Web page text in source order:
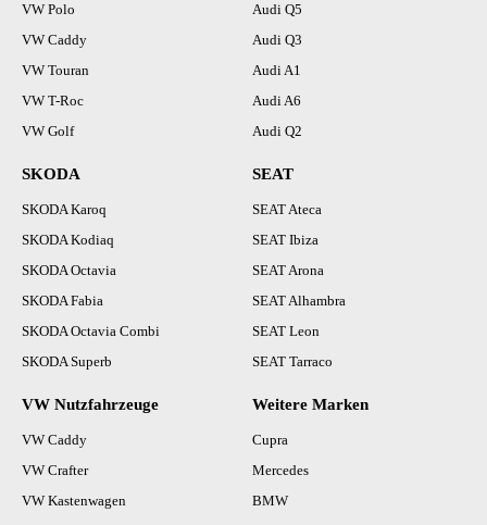
VW Polo
VW Caddy
VW Touran
VW T-Roc
VW Golf
Audi Q5
Audi Q3
Audi A1
Audi A6
Audi Q2
SKODA
SKODA Karoq
SKODA Kodiaq
SKODA Octavia
SKODA Fabia
SKODA Octavia Combi
SKODA Superb
SEAT
SEAT Ateca
SEAT Ibiza
SEAT Arona
SEAT Alhambra
SEAT Leon
SEAT Tarraco
VW Nutzfahrzeuge
VW Caddy
VW Crafter
VW Kastenwagen
Weitere Marken
Cupra
Mercedes
BMW